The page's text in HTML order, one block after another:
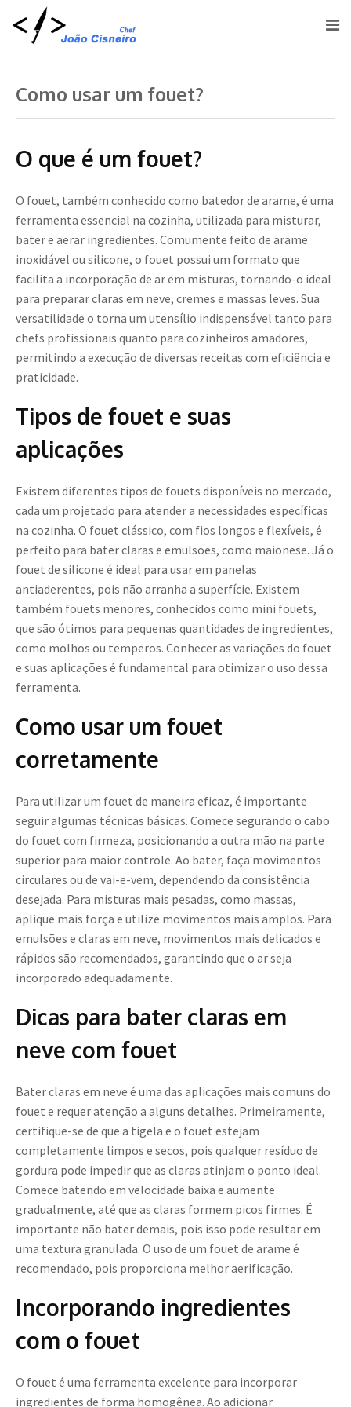
Como usar um fouet?
O que é um fouet?
O fouet, também conhecido como batedor de arame, é uma
ferramenta essencial na cozinha, utilizada para misturar,
bater e aerar ingredientes. Comumente feito de arame
inoxidável ou silicone, o fouet possui um formato que
facilita a incorporação de ar em misturas, tornando-o ideal
para preparar claras em neve, cremes e massas leves. Sua
versatilidade o torna um utensílio indispensável tanto para
chefs profissionais quanto para cozinheiros amadores,
permitindo a execução de diversas receitas com eficiência e
praticidade.
Tipos de fouet e suas
aplicações
Existem diferentes tipos de fouets disponíveis no mercado,
cada um projetado para atender a necessidades específicas
na cozinha. O fouet clássico, com fios longos e flexíveis, é
perfeito para bater claras e emulsões, como maionese. Já o
fouet de silicone é ideal para usar em panelas
antiaderentes, pois não arranha a superfície. Existem
também fouets menores, conhecidos como mini fouets,
que são ótimos para pequenas quantidades de ingredientes,
como molhos ou temperos. Conhecer as variações do fouet
e suas aplicações é fundamental para otimizar o uso dessa
ferramenta.
Como usar um fouet
corretamente
Para utilizar um fouet de maneira eficaz, é importante
seguir algumas técnicas básicas. Comece segurando o cabo
do fouet com firmeza, posicionando a outra mão na parte
superior para maior controle. Ao bater, faça movimentos
circulares ou de vai-e-vem, dependendo da consistência
desejada. Para misturas mais pesadas, como massas,
aplique mais força e utilize movimentos mais amplos. Para
emulsões e claras em neve, movimentos mais delicados e
rápidos são recomendados, garantindo que o ar seja
incorporado adequadamente.
Dicas para bater claras em
neve com fouet
Bater claras em neve é uma das aplicações mais comuns do
fouet e requer atenção a alguns detalhes. Primeiramente,
certifique-se de que a tigela e o fouet estejam
completamente limpos e secos, pois qualquer resíduo de
gordura pode impedir que as claras atinjam o ponto ideal.
Comece batendo em velocidade baixa e aumente
gradualmente, até que as claras formem picos firmes. É
importante não bater demais, pois isso pode resultar em
uma textura granulada. O uso de um fouet de arame é
recomendado, pois proporciona melhor aerificação.
Incorporando ingredientes
com o fouet
O fouet é uma ferramenta excelente para incorporar
ingredientes de forma homogênea. Ao adicionar